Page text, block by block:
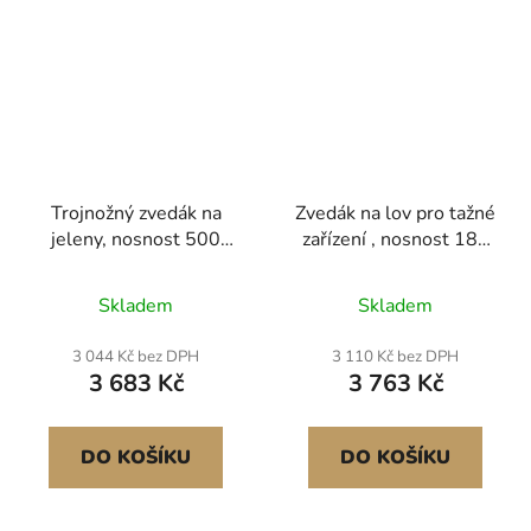
Trojnožný zvedák na
jeleny, nosnost 500
zvěře s gambrelem a
ručním navijákem,
příslušenství pro
čištění, stahování a
přemisťování zvěře,
černá
Skladem
3 044 Kč bez DPH
3 683 Kč
DO KOŠÍKU
Zvedák na lov pro tažné
zařízení , nosnost 180
s 2palcovým
přijímačem, otočná
hřídel o 360 stupňů a
nastavitelná výška,
včetně navijáku pro
stahování a čištění zvěře
Skladem
3 110 Kč bez DPH
3 763 Kč
DO KOŠÍKU